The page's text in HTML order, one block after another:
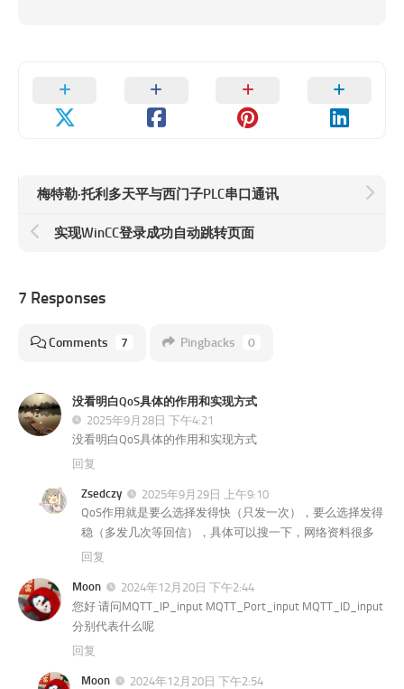
梅特勒·托利多天平与西门子PLC串口通讯
实现WinCC登录成功自动跳转页面
7 Responses
Comments 7 Pingbacks 0
没看明白QoS具体的作用和实现方式
2025年9月28日 下午4:21
没看明白QoS具体的作用和实现方式
回复
Zsedczy
2025年9月29日 上午9:10
QoS作用就是要么选择发得快（只发一次），要么选择发得
稳（多发几次等回信），具体可以搜一下，网络资料很多
回复
Moon
2024年12月20日 下午2:44
您好 请问MQTT_IP_input MQTT_Port_input MQTT_ID_input
分别代表什么呢
回复
Moon
2024年12月20日 下午2:54